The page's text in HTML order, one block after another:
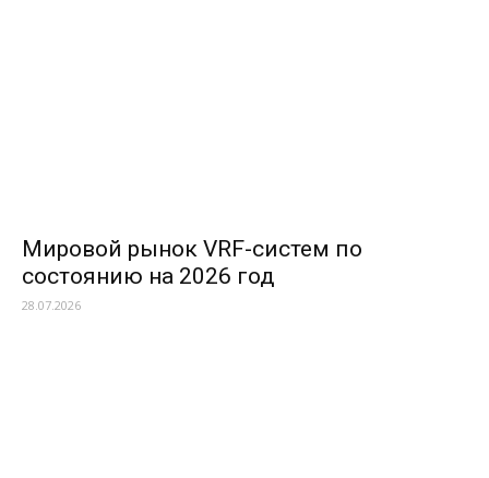
Мировой рынок VRF-систем по
состоянию на 2026 год
28.07.2026